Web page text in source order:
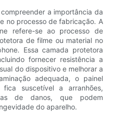
a importância da
no processo de fabricação. A
refere-se ao processo de
de filme ou material no
Essa camada protetora
fornecer resistência a
do dispositivo e melhorar a
adequada, o painel
suscetível a arranhões,
de danos, que podem
do aparelho.